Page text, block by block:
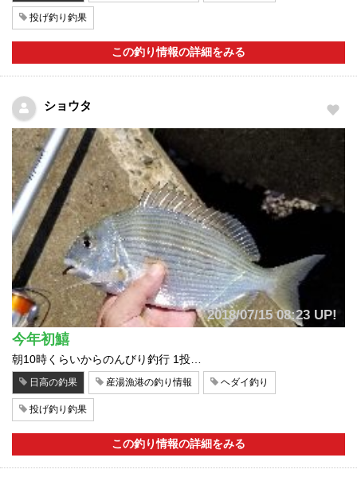
投げ釣り釣果
この釣り情報の詳細をみる
ショウタ
2018/07/15 08:23 UP!
今年初鱚
朝10時くらいからのんびり釣行 1投…
日高の釣果 産湯漁港の釣り情報 ヘダイ釣り
投げ釣り釣果
この釣り情報の詳細をみる